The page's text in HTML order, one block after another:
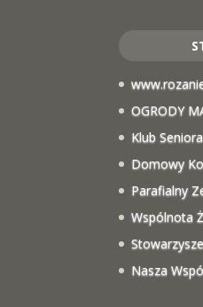
OGRODY
Klub Seniora
Domowy
Parafialny
Wspólnota
Nasza